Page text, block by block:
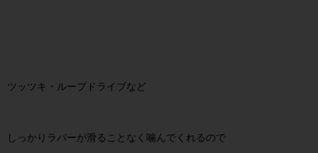
ツッツキ・ループドライブなど
しっかりラバーが滑ることなく噛んでくれるので